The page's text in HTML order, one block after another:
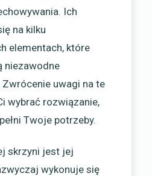
Ich
na kilku
elementach, które
niezawodne
uwagi na te
wybrać rozwiązanie,
Twoje potrzeby.
skrzyni jest jej
wykonuje się